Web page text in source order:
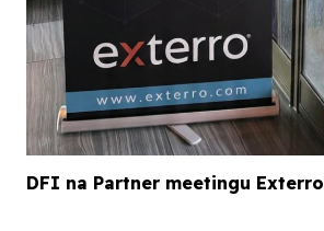
DFI na Partner meetingu Exterro